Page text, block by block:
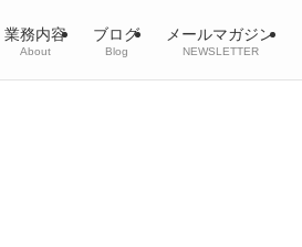
業務内容
About
ブログ
Blog
メールマガジン
NEWSLETTER